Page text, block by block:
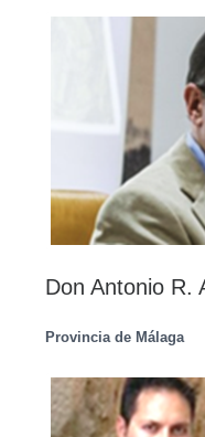
Don Antonio R.
Provincia de Málaga